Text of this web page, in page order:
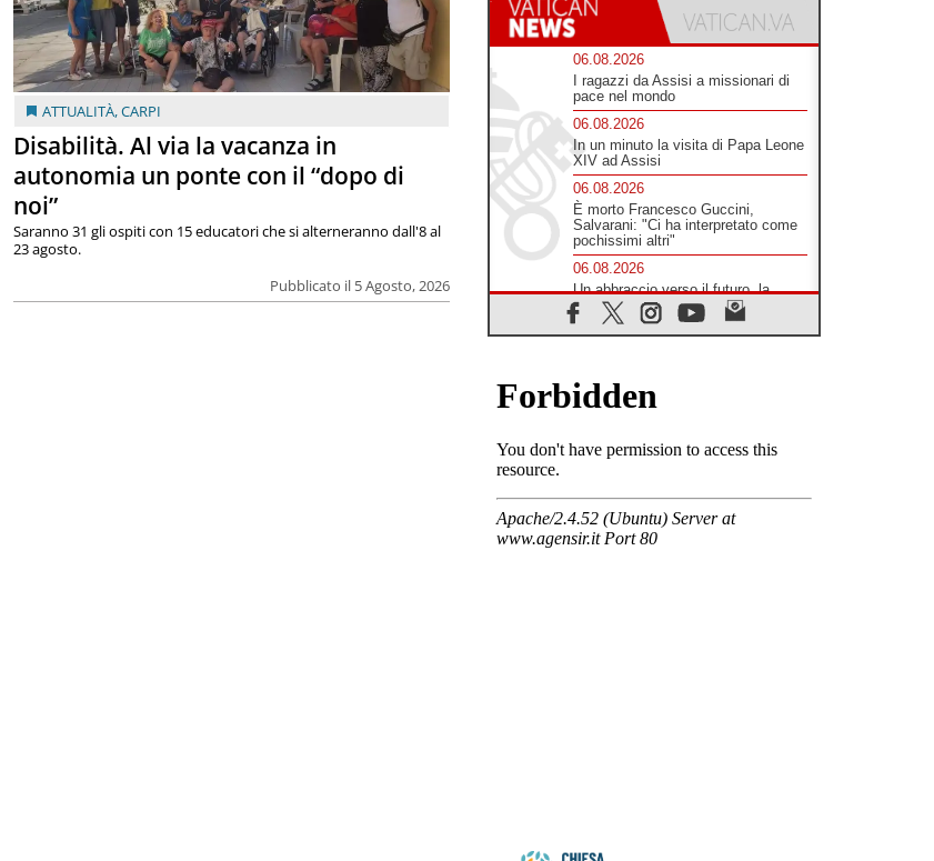
ATTUALITÀ,CARPI
Disabilità. Al via la vacanza in
autonomia un ponte con il “dopo di
noi”
Pubblicato il 5 Agosto, 2026
Saranno 31 gli ospiti con 15 educatori che si alterneranno dall'8 al
23 agosto.
06.08.2026
I ragazzi da Assisi a missionari di
pace nel mondo
06.08.2026
In un minuto la visita di Papa Leone
XIV ad Assisi
06.08.2026
È morto Francesco Guccini,
Salvarani: "Ci ha interpretato come
pochissimi altri"
06.08.2026
Un abbraccio verso il futuro, la
grande festa del Papa e dei giovani
ad Assisi
ci sentiamo Chiesa"
06.08.2026
Vangelo abbatte i muri che
Fra Marco Vianelli: alla scuola di
san Francesco per imparare il
Vangelo della pace